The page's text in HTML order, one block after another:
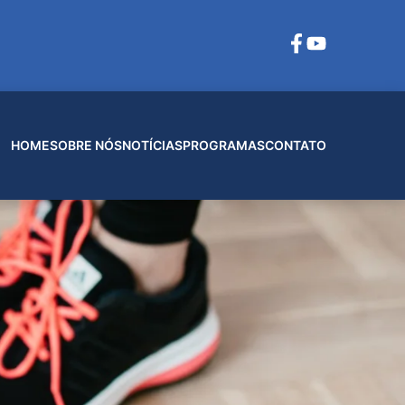
HOMESOBRE NÓSNOTÍCIASPROGRAMASCONTATO